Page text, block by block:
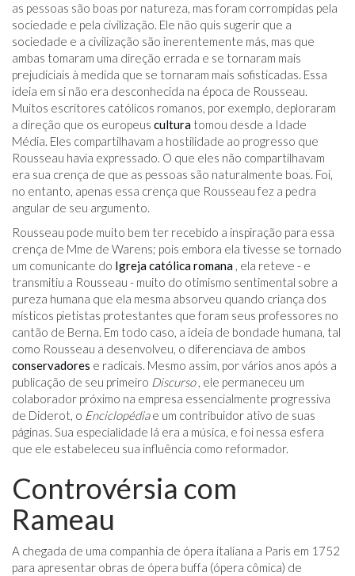
as pessoas são boas por natureza, mas foram corrompidas pela
sociedade e pela civilização. Ele não quis sugerir que a
sociedade e a civilização são inerentemente más, mas que
ambas tomaram uma direção errada e se tornaram mais
prejudiciais à medida que se tornaram mais sofisticadas. Essa
ideia em si não era desconhecida na época de Rousseau.
Muitos escritores católicos romanos, por exemplo, deploraram
a direção que os europeus cultura tomou desde a Idade
Média. Eles compartilhavam a hostilidade ao progresso que
Rousseau havia expressado. O que eles não compartilhavam
era sua crença de que as pessoas são naturalmente boas. Foi,
no entanto, apenas essa crença que Rousseau fez a pedra
angular de seu argumento.
Rousseau pode muito bem ter recebido a inspiração para essa
crença de Mme de Warens; pois embora ela tivesse se tornado
um comunicante do Igreja católica romana , ela reteve - e
transmitiu a Rousseau - muito do otimismo sentimental sobre a
pureza humana que ela mesma absorveu quando criança dos
místicos pietistas protestantes que foram seus professores no
cantão de Berna. Em todo caso, a ideia de bondade humana, tal
como Rousseau a desenvolveu, o diferenciava de ambos
conservadores e radicais. Mesmo assim, por vários anos após a
publicação de seu primeiro Discurso, ele permaneceu um
colaborador próximo na empresa essencialmente progressiva
de Diderot, o Enciclopédiae um contribuidor ativo de suas
páginas. Sua especialidade lá era a música, e foi nessa esfera
que ele estabeleceu sua influência como reformador.
Controvérsia com
Rameau
A chegada de uma companhia de ópera italiana a Paris em 1752
para apresentar obras de ópera buffa (ópera cômica) de